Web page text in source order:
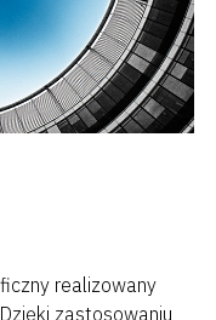
realizowany
zastosowaniu